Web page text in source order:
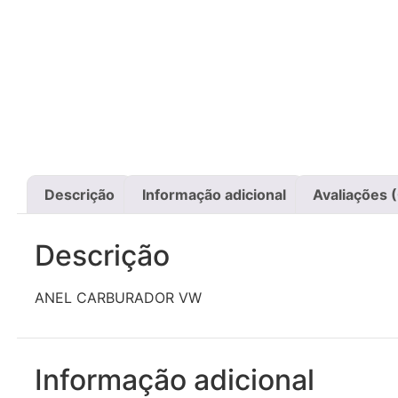
Descrição Informação adicional Avaliações
Descrição
ANEL CARBURADOR VW
Informação adicional